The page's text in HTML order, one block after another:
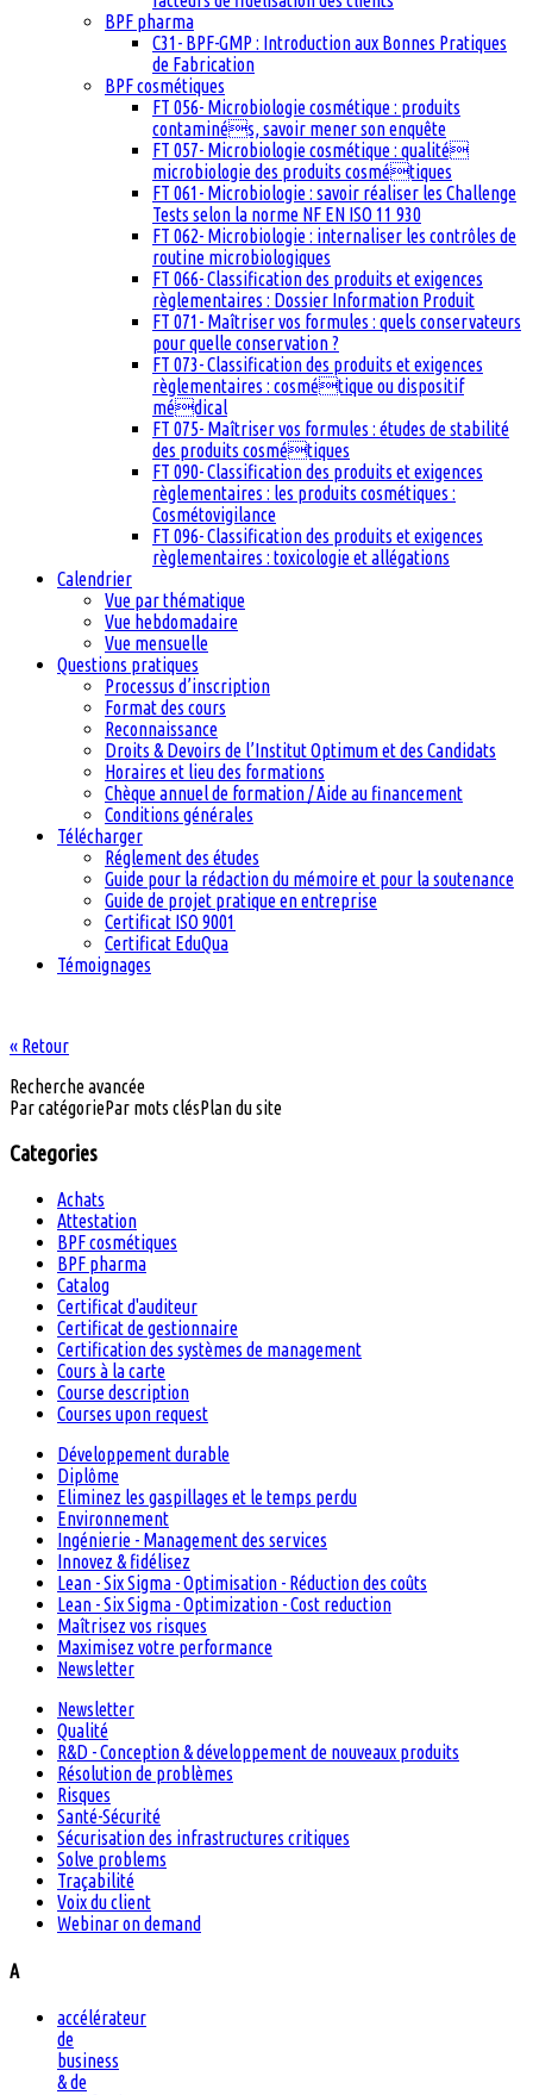
BPF pharma
C31- BPF-GMP : Introduction aux Bonnes Pratiques
de Fabrication
BPF cosmétiques
FT 056- Microbiologie cosmétique : produits
contaminés, savoir mener son enquête
FT 057- Microbiologie cosmétique : qualité
microbiologie des produits cosmétiques
FT 061- Microbiologie : savoir réaliser les Challenge
Tests selon la norme NF EN ISO 11 930
FT 062- Microbiologie : internaliser les contrôles de
routine microbiologiques
FT 066- Classification des produits et exigences
règlementaires : Dossier Information Produit
FT 071- Maîtriser vos formules : quels conservateurs
pour quelle conservation ?
FT 073- Classification des produits et exigences
règlementaires : cosmétique ou dispositif
médical
FT 075- Maîtriser vos formules : études de stabilité
des produits cosmétiques
FT 090- Classification des produits et exigences
règlementaires : les produits cosmétiques :
Cosmétovigilance
FT 096- Classification des produits et exigences
règlementaires : toxicologie et allégations
Calendrier
Vue par thématique
Vue hebdomadaire
Vue mensuelle
Questions pratiques
Processus d’inscription
Format des cours
Reconnaissance
Droits & Devoirs de l’Institut Optimum et des Candidats
Horaires et lieu des formations
Chèque annuel de formation / Aide au financement
Conditions générales
Télécharger
Réglement des études
Guide pour la rédaction du mémoire et pour la soutenance
Guide de projet pratique en entreprise
Certificat ISO 9001
Certificat EduQua
Témoignages
« Retour
Recherche avancée
Par catégoriePar mots clésPlan du site
Categories
Achats
Attestation
BPF cosmétiques
BPF pharma
Catalog
Certificat d'auditeur
Certificat de gestionnaire
Certification des systèmes de management
Cours à la carte
Course description
Courses upon request
Développement durable
Diplôme
Eliminez les gaspillages et le temps perdu
Environnement
Ingénierie - Management des services
Innovez & fidélisez
Lean - Six Sigma - Optimisation - Réduction des coûts
Lean - Six Sigma - Optimization - Cost reduction
Maîtrisez vos risques
Maximisez votre performance
Newsletter
Newsletter
Qualité
R&D - Conception & développement de nouveaux produits
Résolution de problèmes
Risques
Santé-Sécurité
Sécurisation des infrastructures critiques
Solve problems
Traçabilité
Voix du client
Webinar on demand
A
accélérateur
de
business
& de